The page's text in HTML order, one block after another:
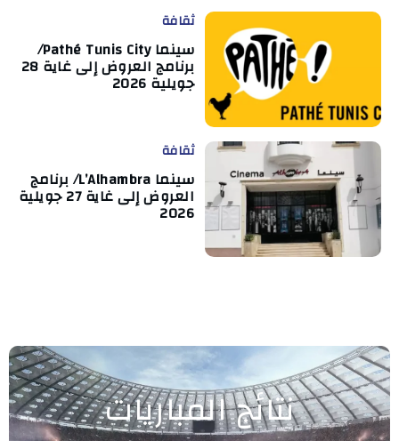
ثقافة
سينما Pathé Tunis City/
برنامج العروض إلى غاية 28
جويلية 2026
ثقافة
سينما L’Alhambra/ برنامج
العروض إلى غاية 27 جويلية
2026
نتائج المباريات